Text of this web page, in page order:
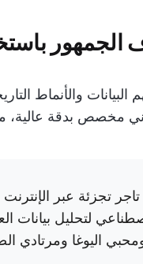
الجمهور
والأنماط
مخصص بدقة عالية،
تجزئة عبر
لتحليل بيانات
اليوغا ومرتادي